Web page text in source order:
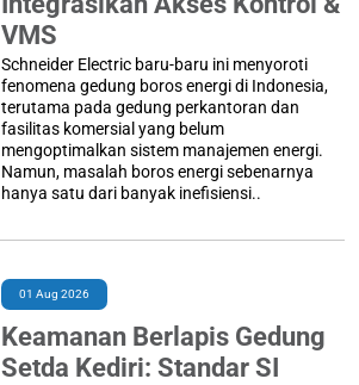
VMS
Schneider Electric baru-baru ini menyoroti
fenomena gedung boros energi di Indonesia,
terutama pada gedung perkantoran dan
fasilitas komersial yang belum
mengoptimalkan sistem manajemen energi.
Namun, masalah boros energi sebenarnya
hanya satu dari banyak inefisiensi..
01 Aug 2026
Keamanan Berlapis Gedung
Setda Kediri: Standar SI